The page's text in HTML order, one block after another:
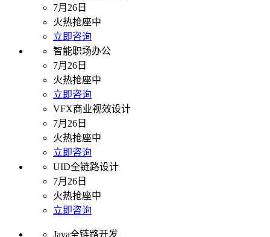
7月26日
火热抢座中
立即咨询
智能职场办公
7月26日
火热抢座中
立即咨询
VFX商业视效设计
7月26日
火热抢座中
立即咨询
UID全链路设计
7月26日
火热抢座中
立即咨询
Java全链路开发